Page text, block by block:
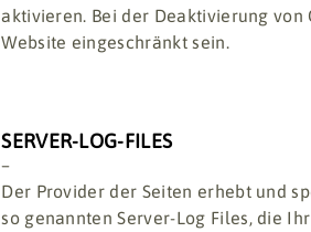
aktivieren. Bei der Deaktivierung
Website eingeschränkt sein.
SERVER-LOG-FILES
–
Der Provider der Seiten erhebt und
so genannten Server-Log Files, die